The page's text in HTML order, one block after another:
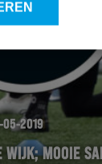
05-2019
WIJK; MOOIE